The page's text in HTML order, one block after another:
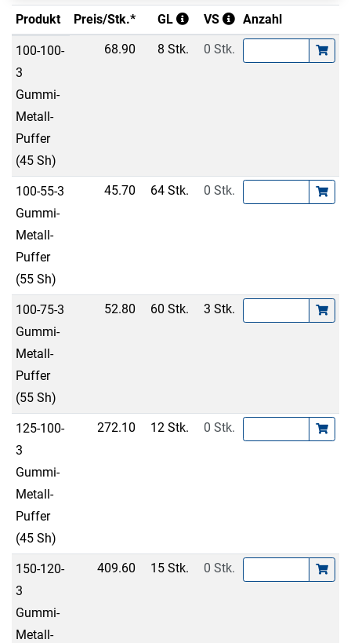
Produkt Preis/Stk.* GL VS Anzahl
100-100-
3
Gummi-
Metall-
Puffer
(45 Sh)
68.90 8 Stk. 0 Stk.
100-55-3
Gummi-
Metall-
Puffer
(55 Sh)
45.70 64 Stk. 0 Stk.
100-75-3
Gummi-
Metall-
Puffer
(55 Sh)
52.80 60 Stk. 3 Stk.
125-100-
3
Gummi-
Metall-
Puffer
(45 Sh)
272.10 12 Stk. 0 Stk.
150-120-
3
Gummi-
Metall-
409.60 15 Stk. 0 Stk.